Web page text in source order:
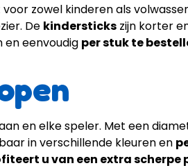
zowel kinderen als
De kindersticks zijn korter
en eenvoudig per stuk te
en elke speler. Met een
in verschillende kleuren en
u van een extra scherpe